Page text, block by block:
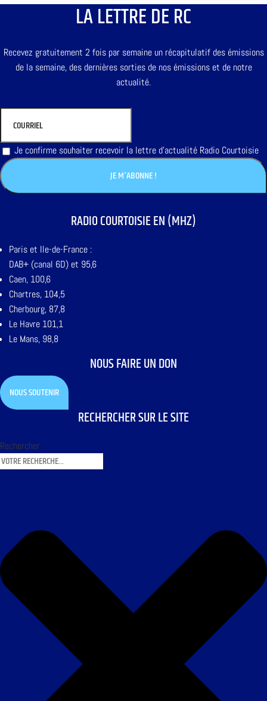
LA LETTRE DE RC
Recevez gratuitement 2 fois par semaine un récapitulatif des émissions
de la semaine, des dernières sorties de nos émissions et de notre
actualité.
Je confirme souhaiter recevoir la lettre d'actualité Radio Courtoisie
RADIO COURTOISIE EN (MHZ)
Paris et Ile-de-France :
DAB+ (canal 6D) et 95,6
Caen, 100,6
Chartres, 104,5
Cherbourg, 87,8
Le Havre 101,1
Le Mans, 98,8
NOUS FAIRE UN DON
NOUS SOUTENIR
RECHERCHER SUR LE SITE
Rechercher